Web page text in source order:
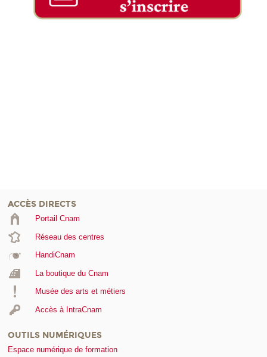
ACCÈS DIRECTS
Portail Cnam
Réseau des centres
HandiCnam
La boutique du Cnam
Musée des arts et métiers
Accès à IntraCnam
OUTILS NUMÉRIQUES
Espace numérique de formation